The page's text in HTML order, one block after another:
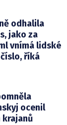
odhalila
jako za
vnímá lidské
říká
ocenil
krajanů